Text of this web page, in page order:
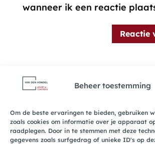
Beheer toestemming
Om de beste ervaringen te bieden, gebruiken
zoals cookies om informatie over je apparaat
raadplegen. Door in te stemmen met deze
gegevens zoals surfgedrag of unieke ID's op
wanneer ik een reactie
Recente reacties